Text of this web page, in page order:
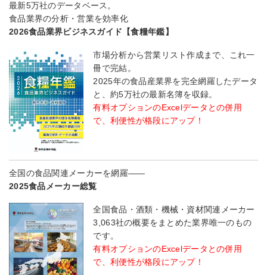
最新5万社のデータベース。
食品業界の分析・営業を効率化
2026食品業界ビジネスガイド【食糧年鑑】
市場分析から営業リスト作成まで、これ一
冊で完結。
2025年の食品産業界を完全網羅したデータ
と、約5万社の最新名簿を収録。
有料オプションのExcelデータとの併用
で、利便性が格段にアップ！
全国の食品関連メーカーを網羅――
2025食品メーカー総覧
全国食品・酒類・機械・資材関連メーカー
3,063社の概要をまとめた業界唯一のもの
です。
有料オプションのExcelデータとの併用
で、利便性が格段にアップ！